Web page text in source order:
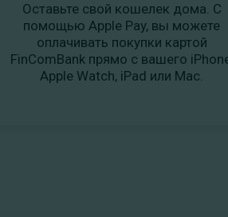
Оставьте свой кошелек дома. С
помощью Apple Pay, вы можете
оплачивать покупки картой
FinComBank прямо с вашего
Apple Watch, iPad или Mac.